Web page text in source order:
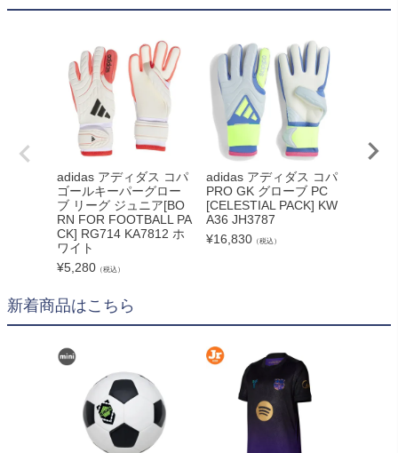
adidas アディダス コパ
ゴールキーパーグロー
ブ リーグ ジュニア[BO
RN FOR FOOTBALL PA
CK] RG714 KA7812 ホ
ワイト
¥5,280 （税込）
adidas アディダス コパ
PRO GK グローブ PC
[CELESTIAL PACK] KW
A36 JH3787
¥16,830 （税込）
新着商品はこちら